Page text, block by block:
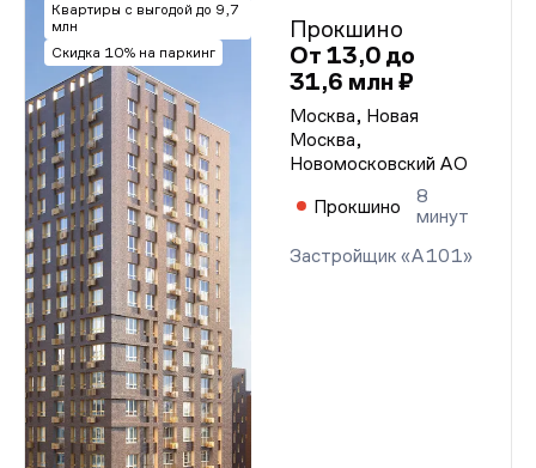
Квартиры с выгодой до 9,7
млн
Скидка 10% на паркинг
Прокшино
От 13,0 до
31,6 млн ₽
Москва, Новая
Москва,
Новомосковский АО
Прокшино
8
минут
Застройщик «А101»